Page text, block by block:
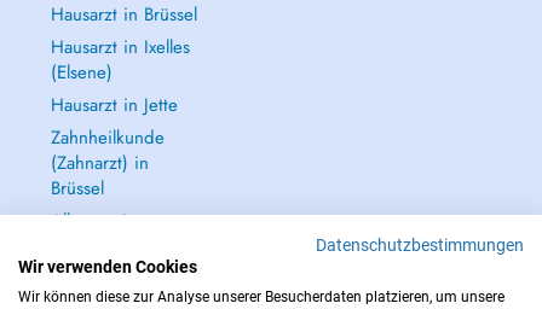
Hausarzt in Brüssel
Hausarzt in Ixelles
(Elsene)
Hausarzt in Jette
Zahnheilkunde
(Zahnarzt) in
Brüssel
Alle anzeigen →
Datenschutzbestimmungen
Wir verwenden Cookies
Wir können diese zur Analyse unserer Besucherdaten platzieren, um unsere